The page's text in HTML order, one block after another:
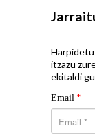
itzazu
ekitaldi
Email *